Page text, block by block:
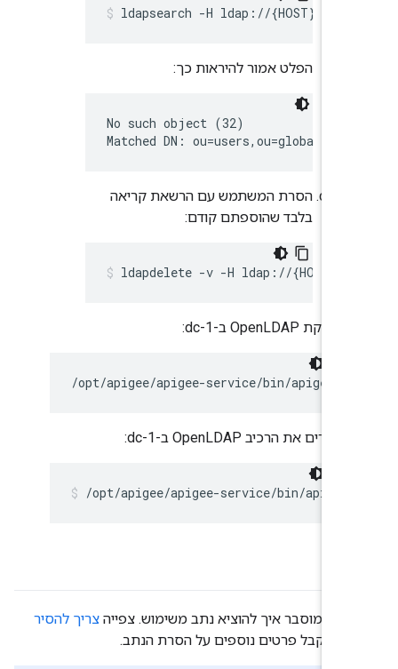
ldapsearch -H ldap://
הפלט אמור להיראות כך:
No such object (32)
Matched DN:
הסרת המשתמש עם הרשאת קריאה
בלבד שהוספתם קודם:
ldapdelete -v -H ldap://
/opt/apigee/apigee-service/bin/apigee-
מסירים את הרכיב OpenLDAP ב-dc-1:
/opt/apigee/apigee-service/bin/
הזה מוסבר איך להוציא נתב משימוש. צפייהצריך להסיר
לקבל פרטים נוספים על הסרת הנתב.